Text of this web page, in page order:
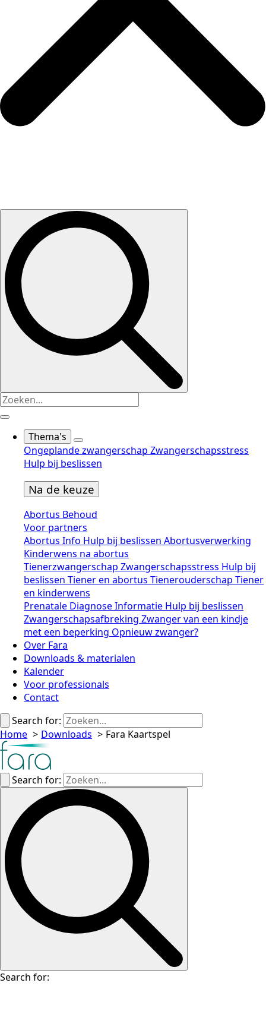
Thema's
Ongeplande zwangerschap Zwangerschapsstress
Hulp bij beslissen
Na de keuze
Abortus Behoud
Voor partners
Abortus Info Hulp bij beslissen Abortusverwerking
Kinderwens na abortus
Tienerzwangerschap Zwangerschapsstress Hulp bij
beslissen Tiener en abortus Tienerouderschap Tiener
en kinderwens
Prenatale DiagnoseInformatie Hulp bij beslissen
Zwangerschapsafbreking Zwanger van een kindje
met een beperking Opnieuw zwanger?
Over Fara
Downloads & materialen
Kalender
Voor professionals
Contact
Search for:
Home
Downloads Fara Kaartspel
Search for:
Search for: